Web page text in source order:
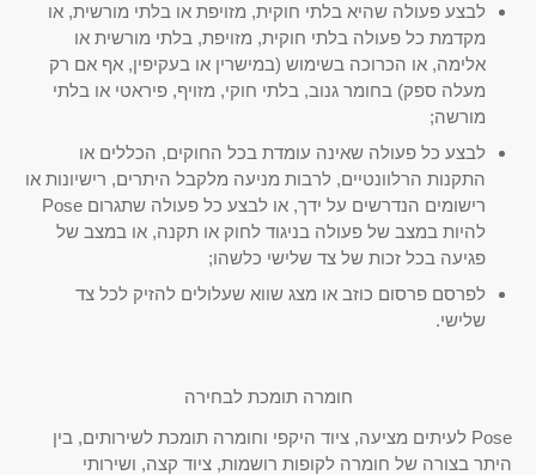
לבצע פעולה שהיא בלתי חוקית, מזויפת או בלתי מורשית, או
מקדמת כל פעולה בלתי חוקית, מזויפת, בלתי מורשית או
אלימה, או הכרוכה בשימוש (במישרין או בעקיפין, אף אם רק
מעלה ספק) בחומר גנוב, בלתי חוקי, מזויף, פיראטי או בלתי
מורשה;
לבצע כל פעולה שאינה עומדת בכל החוקים, הכללים או
התקנות הרלוונטיים, לרבות מניעה מלקבל היתרים, רישיונות או
רישומים הנדרשים על ידך, או לבצע כל פעולה שתגרום Pose
להיות במצב של פעולה בניגוד לחוק או תקנה, או במצב של
פגיעה בכל זכות של צד שלישי כלשהו;
לפרסם פרסום כוזב או מצג שווא שעלולים להזיק לכל צד
שלישי.
חומרה תומכת לבחירה
Pose לעיתים מציעה, ציוד היקפי וחומרה תומכת לשירותים, בין
היתר בצורה של חומרה לקופות רושמות, ציוד קצה, ושירותי